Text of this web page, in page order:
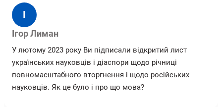
І
Ігор Лиман
У лютому 2023 року Ви підписали відкритий лист
українських науковців і діаспори щодо річниці
повномасштабного вторгнення і щодо російських
науковців. Як це було і про що мова?